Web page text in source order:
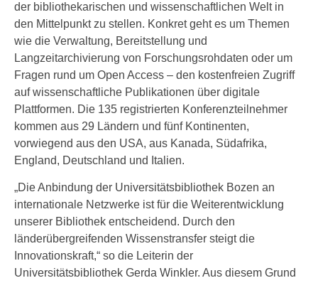
der bibliothekarischen und wissenschaftlichen Welt in
den Mittelpunkt zu stellen. Konkret geht es um Themen
wie die Verwaltung, Bereitstellung und
Langzeitarchivierung von Forschungsrohdaten oder um
Fragen rund um Open Access – den kostenfreien Zugriff
auf wissenschaftliche Publikationen über digitale
Plattformen. Die 135 registrierten Konferenzteilnehmer
kommen aus 29 Ländern und fünf Kontinenten,
vorwiegend aus den USA, aus Kanada, Südafrika,
England, Deutschland und Italien.
„Die Anbindung der Universitätsbibliothek Bozen an
internationale Netzwerke ist für die Weiterentwicklung
unserer Bibliothek entscheidend. Durch den
länderübergreifenden Wissenstransfer steigt die
Innovationskraft,“ so die Leiterin der
Universitätsbibliothek Gerda Winkler. Aus diesem Grund